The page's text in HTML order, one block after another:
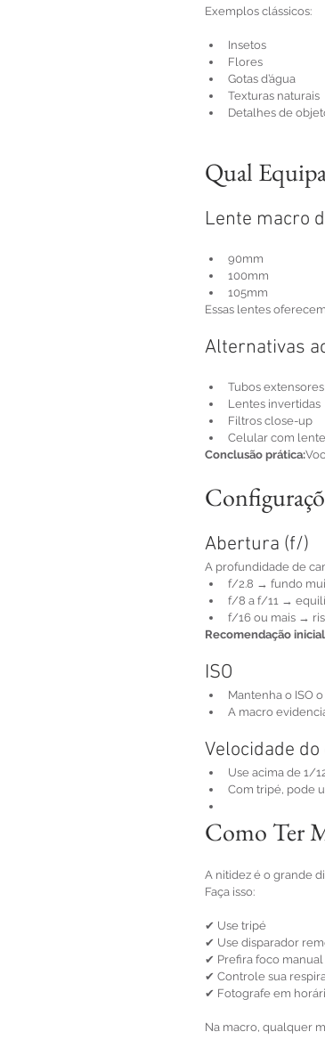
Exemplos clássicos:
Insetos
Flores
Gotas d’água
Texturas naturais
Detalhes de
Qual
Lente macro
90mm
100mm
105mm
Essas lentes
Alternativas
Tubos extensores
Lentes invertidas
Filtros close-up
Celular com
Conclusão prática:
Abertura (f/)
A profundidade de
f/2.8 → fundo
f/8 a f/11 →
f/16 ou mais →
Recomendação
ISO
Mantenha o ISO
A macro
Velocidade
Use acima de 1/
Com tripé, pode
Como Ter
A nitidez é o grande
Faça isso:
✔ Use tripé
✔ Use disparador
✔ Prefira foco manual
✔ Controle sua
✔ Fotografe em
Na macro, qualquer